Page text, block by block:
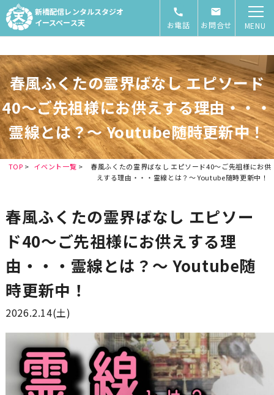
新橋配信レンタルスタジオ
イースペース天
お電話 お問合せ MENU
春風ふくたの霊界ばなし エピソード
40～ご先祖様にお供えする理由・・・
霊線とは？～ Youtube随時更新中！
TOP > イベント一覧 >
春風ふくたの霊界ばなし エピソード40～ご先祖様にお供
えする理由・・・霊線とは？～ Youtube随時更新中！
春風ふくたの霊界ばなし エピソー
ド40～ご先祖様にお供えする理
由・・・霊線とは？～ Youtube随
時更新中！
2026.2.14(土)